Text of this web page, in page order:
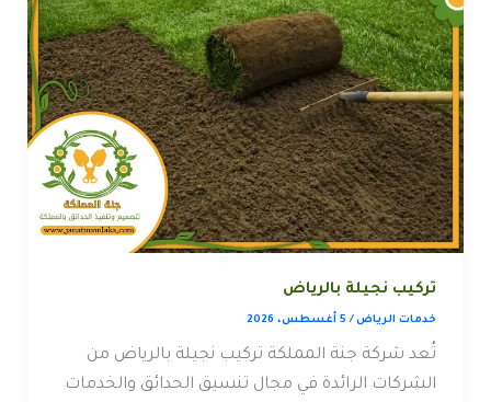
تركيب نجيلة بالرياض
خدمات الرياض/ 5 أغسطس، 2026
تُعد شركة جنة المملكة تركيب نجيلة بالرياض من
الشركات الرائدة في مجال تنسيق الحدائق والخدمات